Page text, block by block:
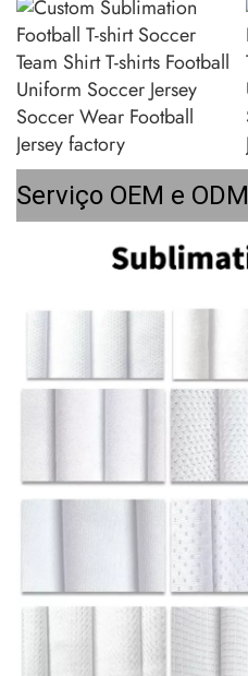
Serviço OEM e ODM